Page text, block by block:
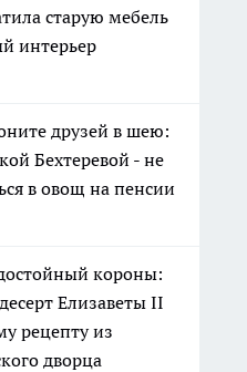
старую мебель
интерьер
друзей в шею:
Бехтеревой - не
в овощ на пенсии
короны:
Елизаветы II
рецепту из
дворца